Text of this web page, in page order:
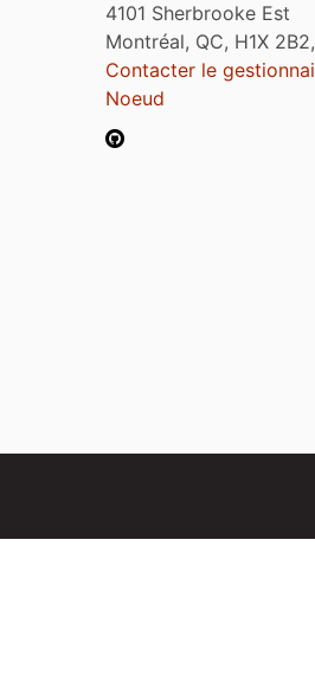
4101 Sherbrooke Est
Montréal, QC, H1X
Contacter le
Noeud